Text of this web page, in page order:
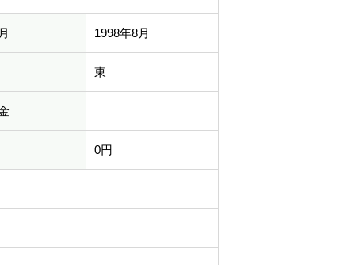
1998年8月
東
0円